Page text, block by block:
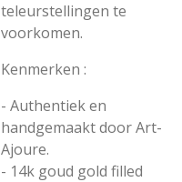
teleurstellingen te
voorkomen.
Kenmerken :
- Authentiek en
handgemaakt door Art-
Ajoure.
- 14k goud gold filled